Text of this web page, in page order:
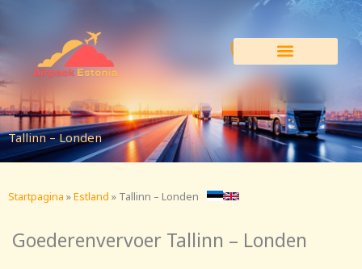
de
inhoud
Tallinn – Londen
Startpagina »Estland » Tallinn – Londen
Goederenvervoer Tallinn – Londen